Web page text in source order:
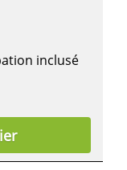
inclusé